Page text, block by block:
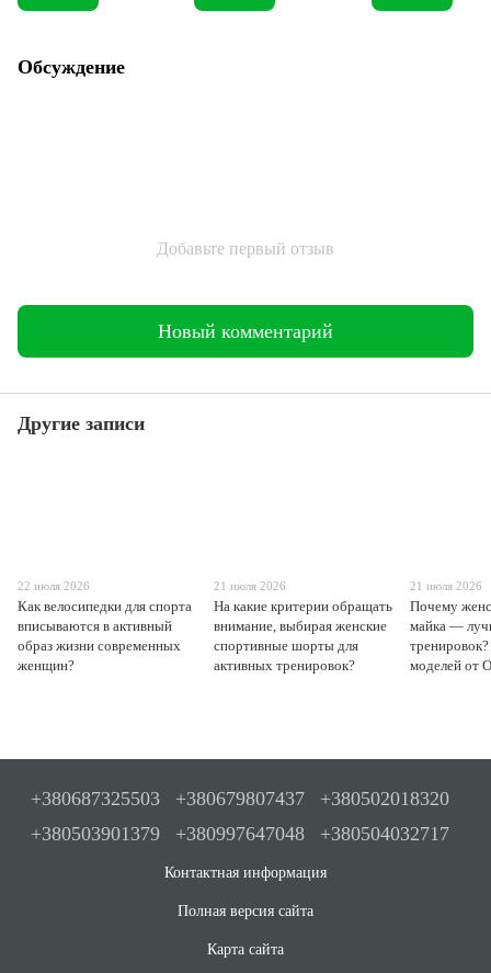
Обсуждение
Добавьте первый отзыв
Новый комментарий
Другие записи
22 июля 2026
Как велосипедки для спорта
вписываются в активный
образ жизни современных
женщин?
21 июля 2026
На какие критерии обращать
внимание, выбирая женские
спортивные шорты для
активных тренировок?
21 июля 2026
Почему
майка —
моделей от
+380687325503 +380679807437
+380502018320
+380503901379
+380997647048 +380504032717
Контактная информация
Полная версия сайта
Карта сайта